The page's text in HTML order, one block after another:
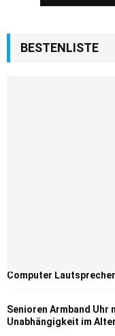
BESTENLISTE
Computer
Senioren Armband Uhr
Unabhängigkeit im Alter